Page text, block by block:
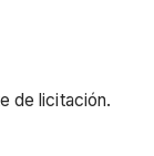
de licitación.